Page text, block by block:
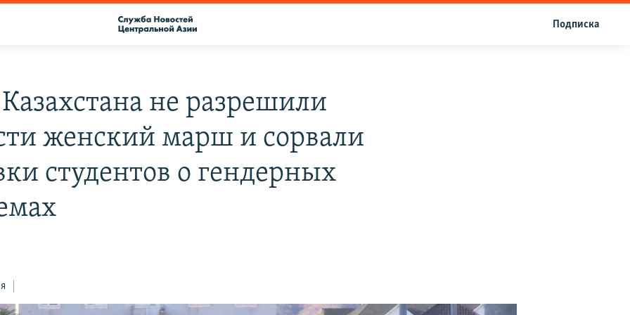
Подписка
Казахстана не разрешили
женский марш и сорвали
студентов о гендерных